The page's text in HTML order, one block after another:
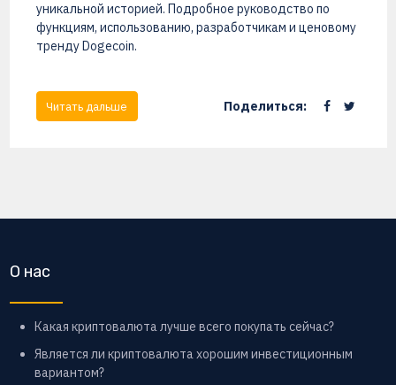
уникальной историей. Подробное руководство по
функциям, использованию, разработчикам и ценовому
тренду Dogecoin.
Читать дальше Поделиться:
О нас
Какая криптовалюта лучше всего покупать сейчас?
Является ли криптовалюта хорошим инвестиционным
вариантом?